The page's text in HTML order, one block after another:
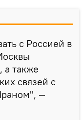
с Россией в
а также
связей с
—